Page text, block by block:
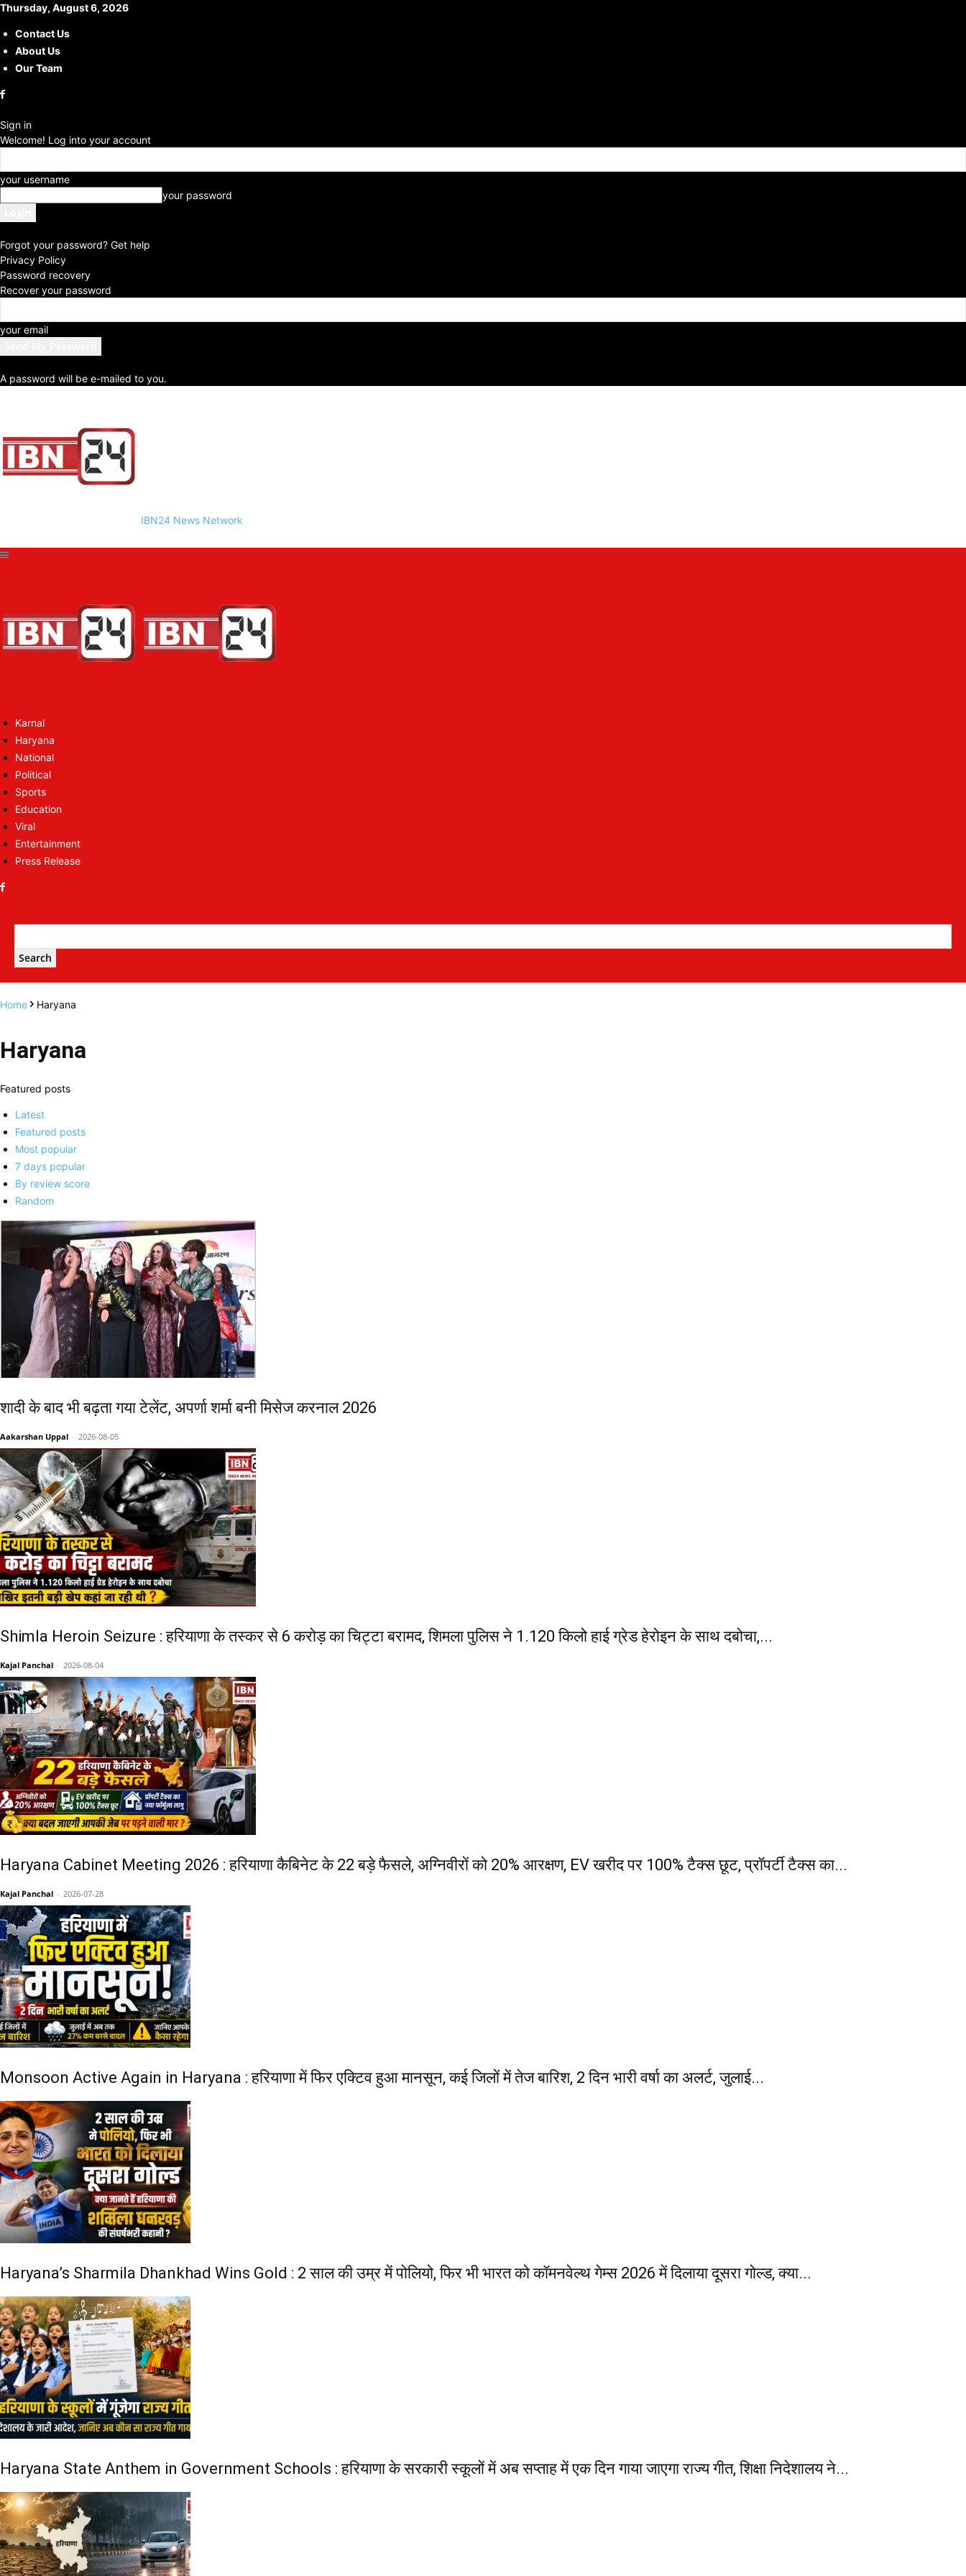
Thursday, August 6, 2026
Contact Us
About Us
Our Team
Sign in
Welcome! Log into your account
your username
your password
Forgot your password? Get help
Privacy Policy
Password recovery
Recover your password
your email
A password will be e-mailed to you.
IBN24 News Network
Karnal
Haryana
National
Political
Sports
Education
Viral
Entertainment
Press Release
Home Haryana
Haryana
Featured posts
Latest
Featured posts
Most popular
7 days popular
By review score
Random
शादी के बाद भी बढ़ता गया टेलेंट, अपर्णा शर्मा बनी मिसेज करनाल 2026
Aakarshan Uppal - 2026-08-05
Shimla Heroin Seizure : हरियाणा के तस्कर से 6 करोड़ का चिट्टा बरामद, शिमला पुलिस ने 1.120 किलो हाई ग्रेड हेरोइन के साथ दबोचा,...
Kajal Panchal - 2026-08-04
Haryana Cabinet Meeting 2026 : हरियाणा कैबिनेट के 22 बड़े फैसले, अग्निवीरों को 20% आरक्षण, EV खरीद पर 100% टैक्स छूट, प्रॉपर्टी टैक्स का...
Kajal Panchal - 2026-07-28
Monsoon Active Again in Haryana : हरियाणा में फिर एक्टिव हुआ मानसून, कई जिलों में तेज बारिश, 2 दिन भारी वर्षा का अलर्ट, जुलाई...
Haryana’s Sharmila Dhankhad Wins Gold : 2 साल की उम्र में पोलियो, फिर भी भारत को कॉमनवेल्थ गेम्स 2026 में दिलाया दूसरा गोल्ड, क्या...
Haryana State Anthem in Government Schools : हरियाणा के सरकारी स्कूलों में अब सप्ताह में एक दिन गाया जाएगा राज्य गीत, शिक्षा निदेशालय ने...